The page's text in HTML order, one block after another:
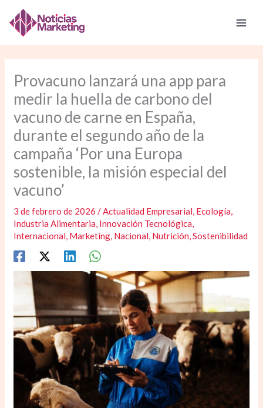
contenido
Provacuno lanzará una app para
medir la huella de carbono del
vacuno de carne en España,
durante el segundo año de la
campaña ‘Por una Europa
sostenible, la misión especial del
vacuno’
3 de febrero de 2026/Actualidad Empresarial, Ecología,
Industria Alimentaria, Innovación Tecnológica,
Internacional, Marketing, Nacional, Nutrición,Sostenibilidad